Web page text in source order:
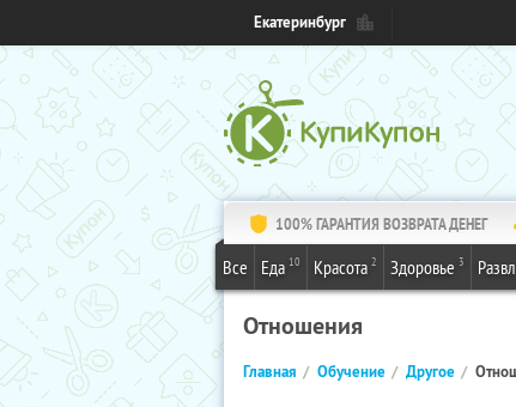
Екатеринбург
100% ГАРАНТИЯ ВОЗВРАТА ДЕНЕГ
Все Еда 10 Красота 2 Здоровье 3
Отношения
Главная Обучение Другое